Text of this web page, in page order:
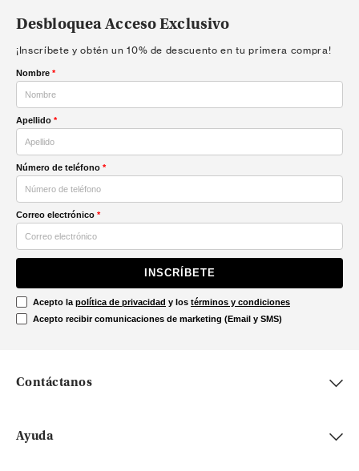
Desbloquea Acceso Exclusivo
¡Inscríbete y obtén un 10% de descuento en tu primera compra!
Nombre *
Apellido *
Número de teléfono *
Correo electrónico *
INSCRÍBETE
Acepto la política de privacidad y los términos y condiciones
Acepto recibir comunicaciones de marketing (Email y SMS)
Contáctanos
Ayuda